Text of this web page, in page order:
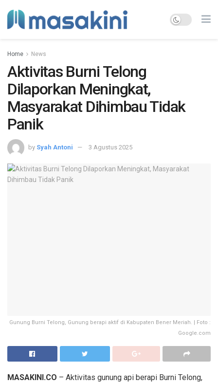
Home News
Aktivitas Burni Telong
Dilaporkan Meningkat,
Masyarakat Dihimbau Tidak
Panik
by Syah Antoni 3 Agustus 2025
Gunung Burni Telong, Gunung berapi aktif di Kabupaten Bener Meriah. | Foto :
Google.com
MASAKINI.CO – Aktivitas gunung api berapi Burni Telong,